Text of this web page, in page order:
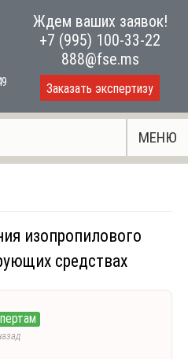
Ждем ваших заявок!
+7 (995) 100-33-22
888@fse.ms
Заказать экспертизу
МЕНЮ
изопропилового
средствах